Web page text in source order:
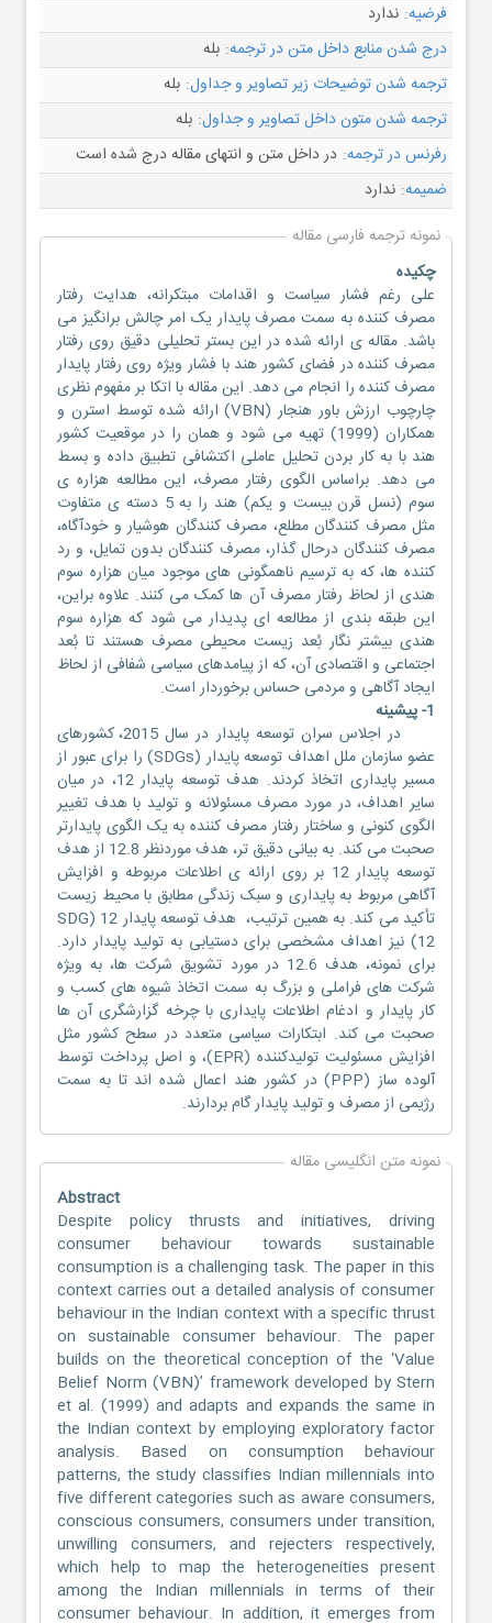
فرضیه: ندارد
درج شدن منابع داخل متن در ترجمه: بله
ترجمه شدن توضیحات زیر تصاویر و جداول: بله
ترجمه شدن متون داخل تصاویر و جداول: بله
رفرنس در ترجمه: در داخل متن و انتهای مقاله درج شده است
ضمیمه: ندارد
نمونه ترجمه فارسی مقاله
چکیده
علی رغم فشار سیاست و اقدامات مبتکرانه، هدایت رفتار
مصرف کننده به سمت مصرف پایدار یک امر چالش برانگیز می
باشد. مقاله ی ارائه شده در این بستر تحلیلی دقیق روی رفتار
مصرف کننده در فضای کشور هند با فشار ویژه روی رفتار پایدار
مصرف کننده را انجام می دهد. این مقاله با اتکا بر مفهوم نظری
چارچوب ارزش باور هنجار (VBN) ارائه شده توسط استرن و
همکاران (1999) تهیه می شود و همان را در موقعیت کشور
هند با به کار بردن تحلیل عاملی اکتشافی تطبیق داده و بسط
می دهد. براساس الگوی رفتار مصرف، این مطالعه هزاره ی
سوم (نسل قرن بیست و یکم) هند را به 5 دسته ی متفاوت
مثل مصرف کنندگان مطلع، مصرف کنندگان هوشیار و خودآگاه،
مصرف کنندگان درحال گذار، مصرف کنندگان بدون تمایل، و رد
کننده ها، که به ترسیم ناهمگونی های موجود میان هزاره سوم
هندی از لحاظ رفتار مصرف آن ها کمک می کنند. علاوه براین،
این طبقه بندی از مطالعه ای پدیدار می شود که هزاره سوم
هندی بیشتر نگار بُعد زیست محیطی مصرف هستند تا بُعد
اجتماعی و اقتصادی آن، که از پیامدهای سیاسی شفافی از لحاظ
ایجاد آگاهی و مردمی حساس برخوردار است.
1- پیشینه
در اجلاس سران توسعه پایدار در سال 2015، کشورهای
عضو سازمان ملل اهداف توسعه پایدار (SDGs) را برای عبور از
مسیر پایداری اتخاذ کردند. هدف توسعه پایدار 12، در میان
سایر اهداف، در مورد مصرف مسئولانه و تولید با هدف تغییر
الگوی کنونی و ساختار رفتار مصرف کننده به یک الگوی پایدارتر
صحبت می کند. به بیانی دقیق تر، هدف موردنظر 12.8 از هدف
توسعه پایدار 12 بر روی ارائه ی اطلاعات مربوطه و افزایش
آگاهی مربوط به پایداری و سبک زندگی مطابق با محیط زیست
تأکید می کند. به همین ترتیب، هدف توسعه پایدار 12 (SDG
12) نیز اهداف مشخصی برای دستیابی به تولید پایدار دارد.
برای نمونه، هدف 12.6 در مورد تشویق شرکت ها، به ویژه
شرکت های فراملی و بزرگ به سمت اتخاذ شیوه های کسب و
کار پایدار و ادغام اطلاعات پایداری با چرخه گزارشگری آن ها
صحبت می کند. ابتکارات سیاسی متعدد در سطح کشور مثل
افزایش مسئولیت تولیدکننده (EPR)، و اصل پرداخت توسط
آلوده ساز (PPP) در کشور هند اعمال شده اند تا به سمت
رژیمی از مصرف و تولید پایدار گام بردارند.
نمونه متن انگلیسی مقاله
Abstract
Despite policy thrusts and initiatives, driving
consumer behaviour towards sustainable
consumption is a challenging task. The paper in this
context carries out a detailed analysis of consumer
behaviour in the Indian context with a specific thrust
on sustainable consumer behaviour. The paper
builds on the theoretical conception of the ‘Value
Belief Norm (VBN)’ framework developed by Stern
et al. (1999) and adapts and expands the same in
the Indian context by employing exploratory factor
analysis. Based on consumption behaviour
patterns, the study classifies Indian millennials into
five different categories such as aware consumers,
conscious consumers, consumers under transition,
unwilling consumers, and rejecters respectively,
which help to map the heterogeneities present
among the Indian millennials in terms of their
consumer behaviour. In addition, it emerges from